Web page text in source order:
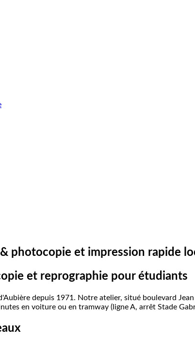
& photocopie et impression rapide
et reprographie pour étudiants
depuis 1971. Notre atelier, situé boulevard
en voiture ou en tramway (ligne A, arrêt Stade